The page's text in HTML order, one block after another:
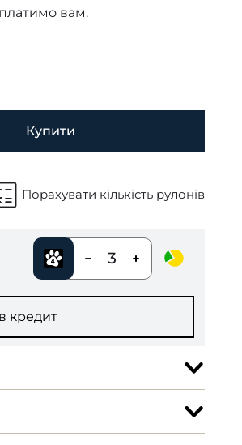
вам.
Купити
Порахувати кількість рулонів
3
кредит